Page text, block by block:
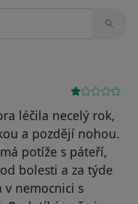
léčila necelý rok,
a pozdějí nohou.
potíže s páteří,
bolesti a za týde
v nemocnici s